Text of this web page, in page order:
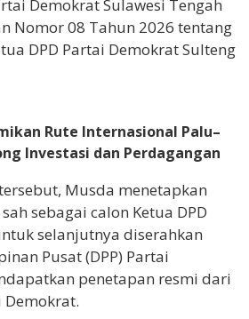
Demokrat Sulawesi Tengah
Nomor 08 Tahun 2026 tentang
DPD Partai Demokrat Sulteng
Rute Internasional Palu–
Investasi dan Perdagangan
Musda menetapkan
sebagai calon Ketua DPD
selanjutnya diserahkan
Pusat (DPP) Partai
penetapan resmi dari
Demokrat.